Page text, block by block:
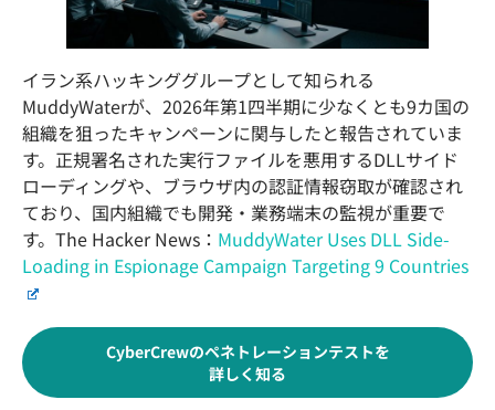
イラン系ハッキンググループとして知られる
MuddyWaterが、2026年第1四半期に少なくとも9カ国の
組織を狙ったキャンペーンに関与したと報告されていま
す。正規署名された実行ファイルを悪用するDLLサイド
ローディングや、ブラウザ内の認証情報窃取が確認され
ており、国内組織でも開発・業務端末の監視が重要で
す。The Hacker News： MuddyWater Uses DLL Side-
Loading in Espionage Campaign Targeting 9 Countries
CyberCrewのペネトレーションテストを
詳しく知る